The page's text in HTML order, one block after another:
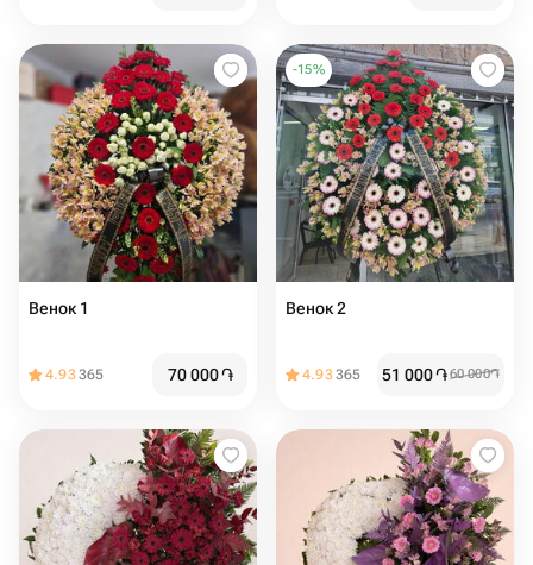
Венок 1
4.93365 70 000֏
-15%
Венок 2
4.93365 51 000֏60 000֏